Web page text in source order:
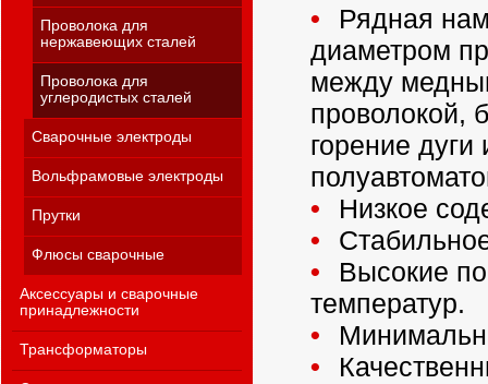
Проволока для
нержавеющих сталей
Проволока для
углеродистых сталей
Сварочные электроды
Вольфрамовые электроды
Прутки
Флюсы сварочные
Аксессуары и сварочные
принадлежности
Трансформаторы
Рядная
диаметром
между
проволокой,
горение дуги
Низкое
Высокие
температур.